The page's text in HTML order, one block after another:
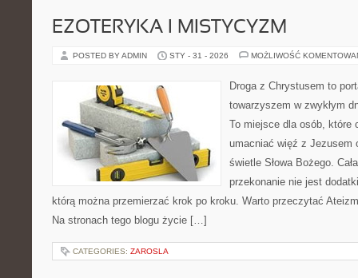
EZOTERYKA I MISTYCYZM
POSTED BY ADMIN STY - 31 - 2026 MOŻLIWOŚĆ
Droga z Chrystusem to
towarzyszem w zwykłym
To miejsce dla osób, które
umacniać więź z Jezusem
świetle Słowa Bożego.
przekonanie nie jest
którą można przemierzać krok po kroku. Warto przeczytać
Na stronach tego blogu życie […]
CATEGORIES: ZAROSLA